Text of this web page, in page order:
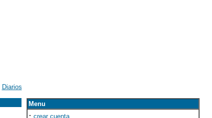
Diarios
Menu
· crear cuenta